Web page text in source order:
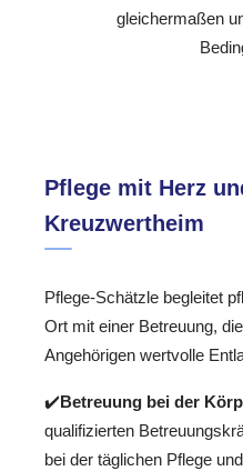
gleichermaßen
Pflege mit Herz
Kreuzwertheim
Pflege-Schätzle begleitet
Ort mit einer Betreuung,
Angehörigen wertvolle
✔️Betreuung bei der
qualifizierten
bei der täglichen Pflege